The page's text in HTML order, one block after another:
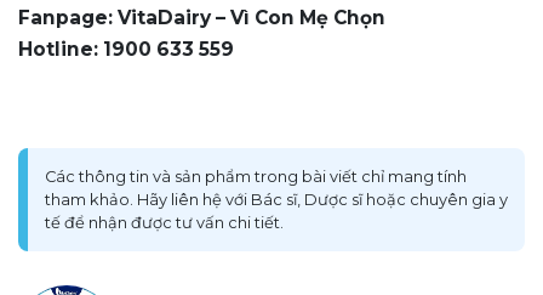
Fanpage: VitaDairy – Vì Con Mẹ Chọn
Hotline: 1900 633 559
Các thông tin và sản phẩm trong bài viết chỉ mang tính
tham khảo. Hãy liên hệ với Bác sĩ, Dược sĩ hoặc chuyên gia y
tế để nhận được tư vấn chi tiết.